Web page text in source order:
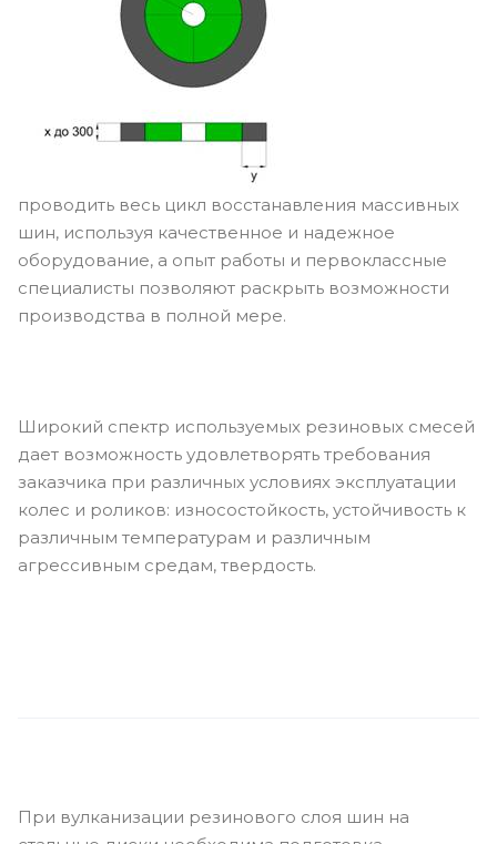
проводить весь цикл восстанавления массивных
шин, используя качественное и надежное
оборудование, а опыт работы и первоклассные
специалисты позволяют раскрыть возможности
производства в полной мере.
Широкий спектр используемых резиновых смесей
дает возможность удовлетворять требования
заказчика при различных условиях эксплуатации
колес и роликов: износостойкость, устойчивость к
различным температурам и различным
агрессивным средам, твердость.
При вулканизации резинового слоя шин на